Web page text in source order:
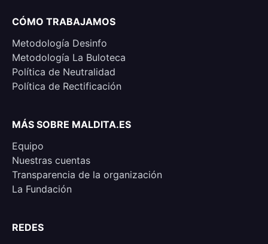
CÓMO TRABAJAMOS
Metodología Desinfo
Metodología La Buloteca
Política de Neutralidad
Política de Rectificación
MÁS SOBRE MALDITA.ES
Equipo
Nuestras cuentas
Transparencia de la organización
La Fundación
REDES